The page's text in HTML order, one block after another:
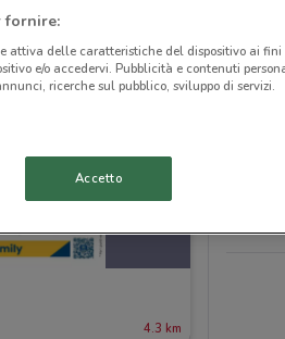
4.3 km
fornire:
attiva delle caratteristiche del dispositivo ai fini
e/o accedervi. Pubblicità e contenuti
ricerche sul pubblico, sviluppo di servizi.
Accetto